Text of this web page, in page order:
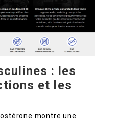
: les
et les
montre une